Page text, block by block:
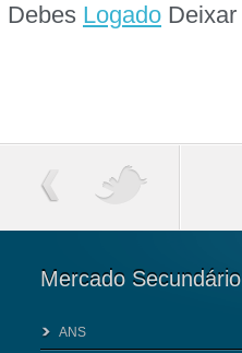
Debes Logado
Mercado Secundário
ANS